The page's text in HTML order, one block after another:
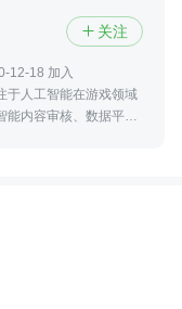
 关注
12-18 加入
于人工智能在游戏领域
能内容审核、数据平台